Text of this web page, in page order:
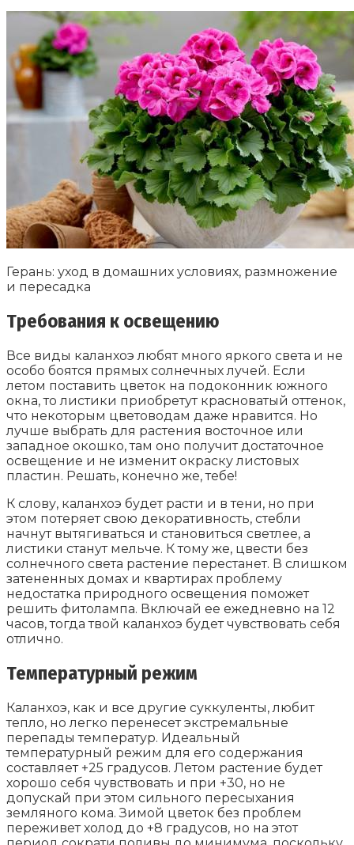
Герань: уход в домашних условиях, размножение
и пересадка
Требования к освещению
Все виды каланхоэ любят много яркого света и не
особо боятся прямых солнечных лучей. Если
летом поставить цветок на подоконник южного
окна, то листики приобретут красноватый оттенок,
что некоторым цветоводам даже нравится. Но
лучше выбрать для растения восточное или
западное окошко, там оно получит достаточное
освещение и не изменит окраску листовых
пластин. Решать, конечно же, тебе!
К слову, каланхоэ будет расти и в тени, но при
этом потеряет свою декоративность, стебли
начнут вытягиваться и становиться светлее, а
листики станут мельче. К тому же, цвести без
солнечного света растение перестанет. В слишком
затененных домах и квартирах проблему
недостатка природного освещения поможет
решить фитолампа. Включай ее ежедневно на 12
часов, тогда твой каланхоэ будет чувствовать себя
отлично.
Температурный режим
Каланхоэ, как и все другие суккуленты, любит
тепло, но легко перенесет экстремальные
перепады температур. Идеальный
температурный режим для его содержания
составляет +25 градусов. Летом растение будет
хорошо себя чувствовать и при +30, но не
допускай при этом сильного пересыхания
земляного кома. Зимой цветок без проблем
переживет холод до +8 градусов, но на этот